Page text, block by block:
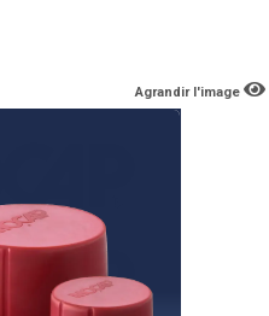
Agrandir l'image